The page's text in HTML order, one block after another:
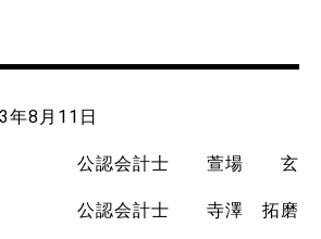
年8月11日
公認会計士 萱場 玄
公認会計士 寺澤 拓磨